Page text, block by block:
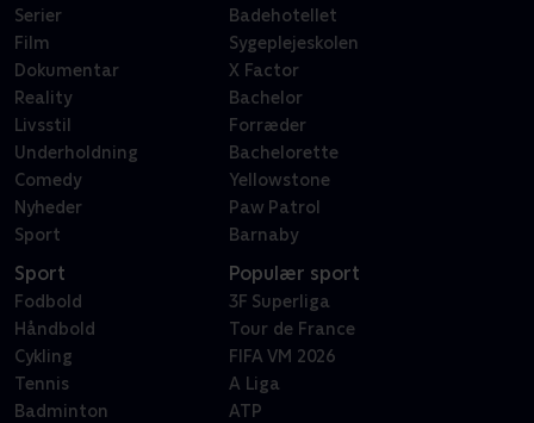
Serier
Film
Dokumentar
Reality
Livsstil
Underholdning
Comedy
Nyheder
Sport
Badehotellet
Sygeplejeskolen
X Factor
Bachelor
Forræder
Bachelorette
Yellowstone
Paw Patrol
Barnaby
Sport
Fodbold
Håndbold
Cykling
Tennis
Badminton
Populær sport
3F Superliga
Tour de France
FIFA VM 2026
A Liga
ATP